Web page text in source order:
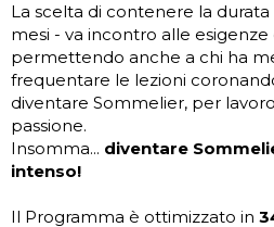
La scelta di contenere la durata
mesi - va incontro alle
permettendo anche a chi ha
frequentare le lezioni
diventare Sommelier, per
passione.
Insomma... diventare
intenso!
Il Programma è ottimizzato in